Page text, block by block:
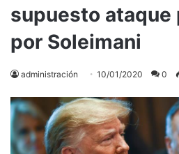
supuesto ataque
por Soleimani
administración 10/01/2020 0